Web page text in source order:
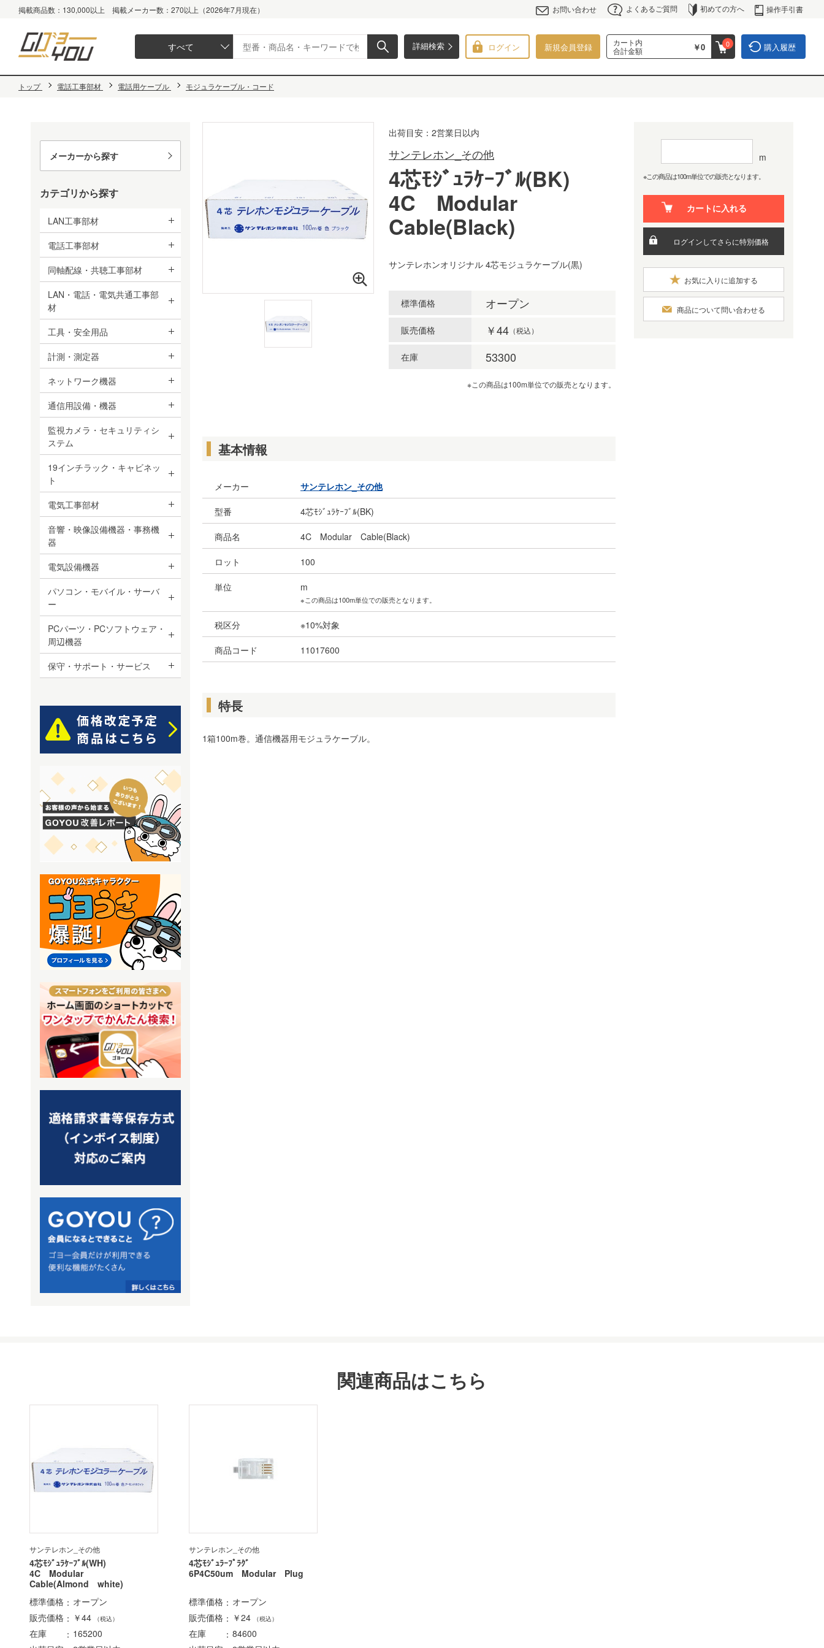
掲載商品数：130,000以上 掲載メーカー数：270以上（2026年7月現在） お問い合わせ よくあるご質問 初めての方へ 操作手引書
詳細検索
すべて ログイン 新規会員登録
カート内
合計金額
￥0 0 購入履歴
トップ 電話工事部材 電話用ケーブル モジュラケーブル・コード
出荷目安：2営業日以内
サンテレホン_その他
4芯ﾓｼﾞｭﾗｹｰﾌﾞﾙ(BK)
4C Modular
Cable(Black)
サンテレホンオリジナル 4芯モジュラケーブル(黒)
標準価格 オープン
販売価格 ￥44 （税込）
在庫 53300
※この商品は100m単位での販売となります。
基本情報
メーカー サンテレホン_その他
型番 4芯ﾓｼﾞｭﾗｹｰﾌﾞﾙ(BK)
商品名 4C Modular Cable(Black)
ロット 100
単位 m
※この商品は100m単位での販売となります。
税区分 ※10%対象
商品コード 11017600
特長
1箱100m巻。通信機器用モジュラケーブル。
m
※この商品は100m単位での販売となります。
カートに入れる
ログインしてさらに特別価格
お気に入りに追加する
商品について問い合わせる
メーカーから探す
カテゴリから探す
LAN工事部材
電話工事部材
同軸配線・共聴工事部材
LAN・電話・電気共通工事部
材
工具・安全用品
計測・測定器
ネットワーク機器
通信用設備・機器
監視カメラ・セキュリティシ
ステム
19インチラック・キャビネッ
ト
電気工事部材
音響・映像設備機器・事務機
器
電気設備機器
パソコン・モバイル・サーバ
ー
PCパーツ・PCソフトウェア・
周辺機器
保守・サポート・サービス
関連商品はこちら
サンテレホン_その他
4芯ﾓｼﾞｭﾗｹｰﾌﾞﾙ(WH)
4C Modular
Cable(Almond white)
標準価格
オープン
販売価格
￥44 （税込）
在庫
165200
サンテレホン_その他
4芯ﾓｼﾞｭﾗｰﾌﾟﾗｸﾞ
6P4C50um Modular Plug
標準価格
オープン
販売価格
￥24 （税込）
在庫
84600